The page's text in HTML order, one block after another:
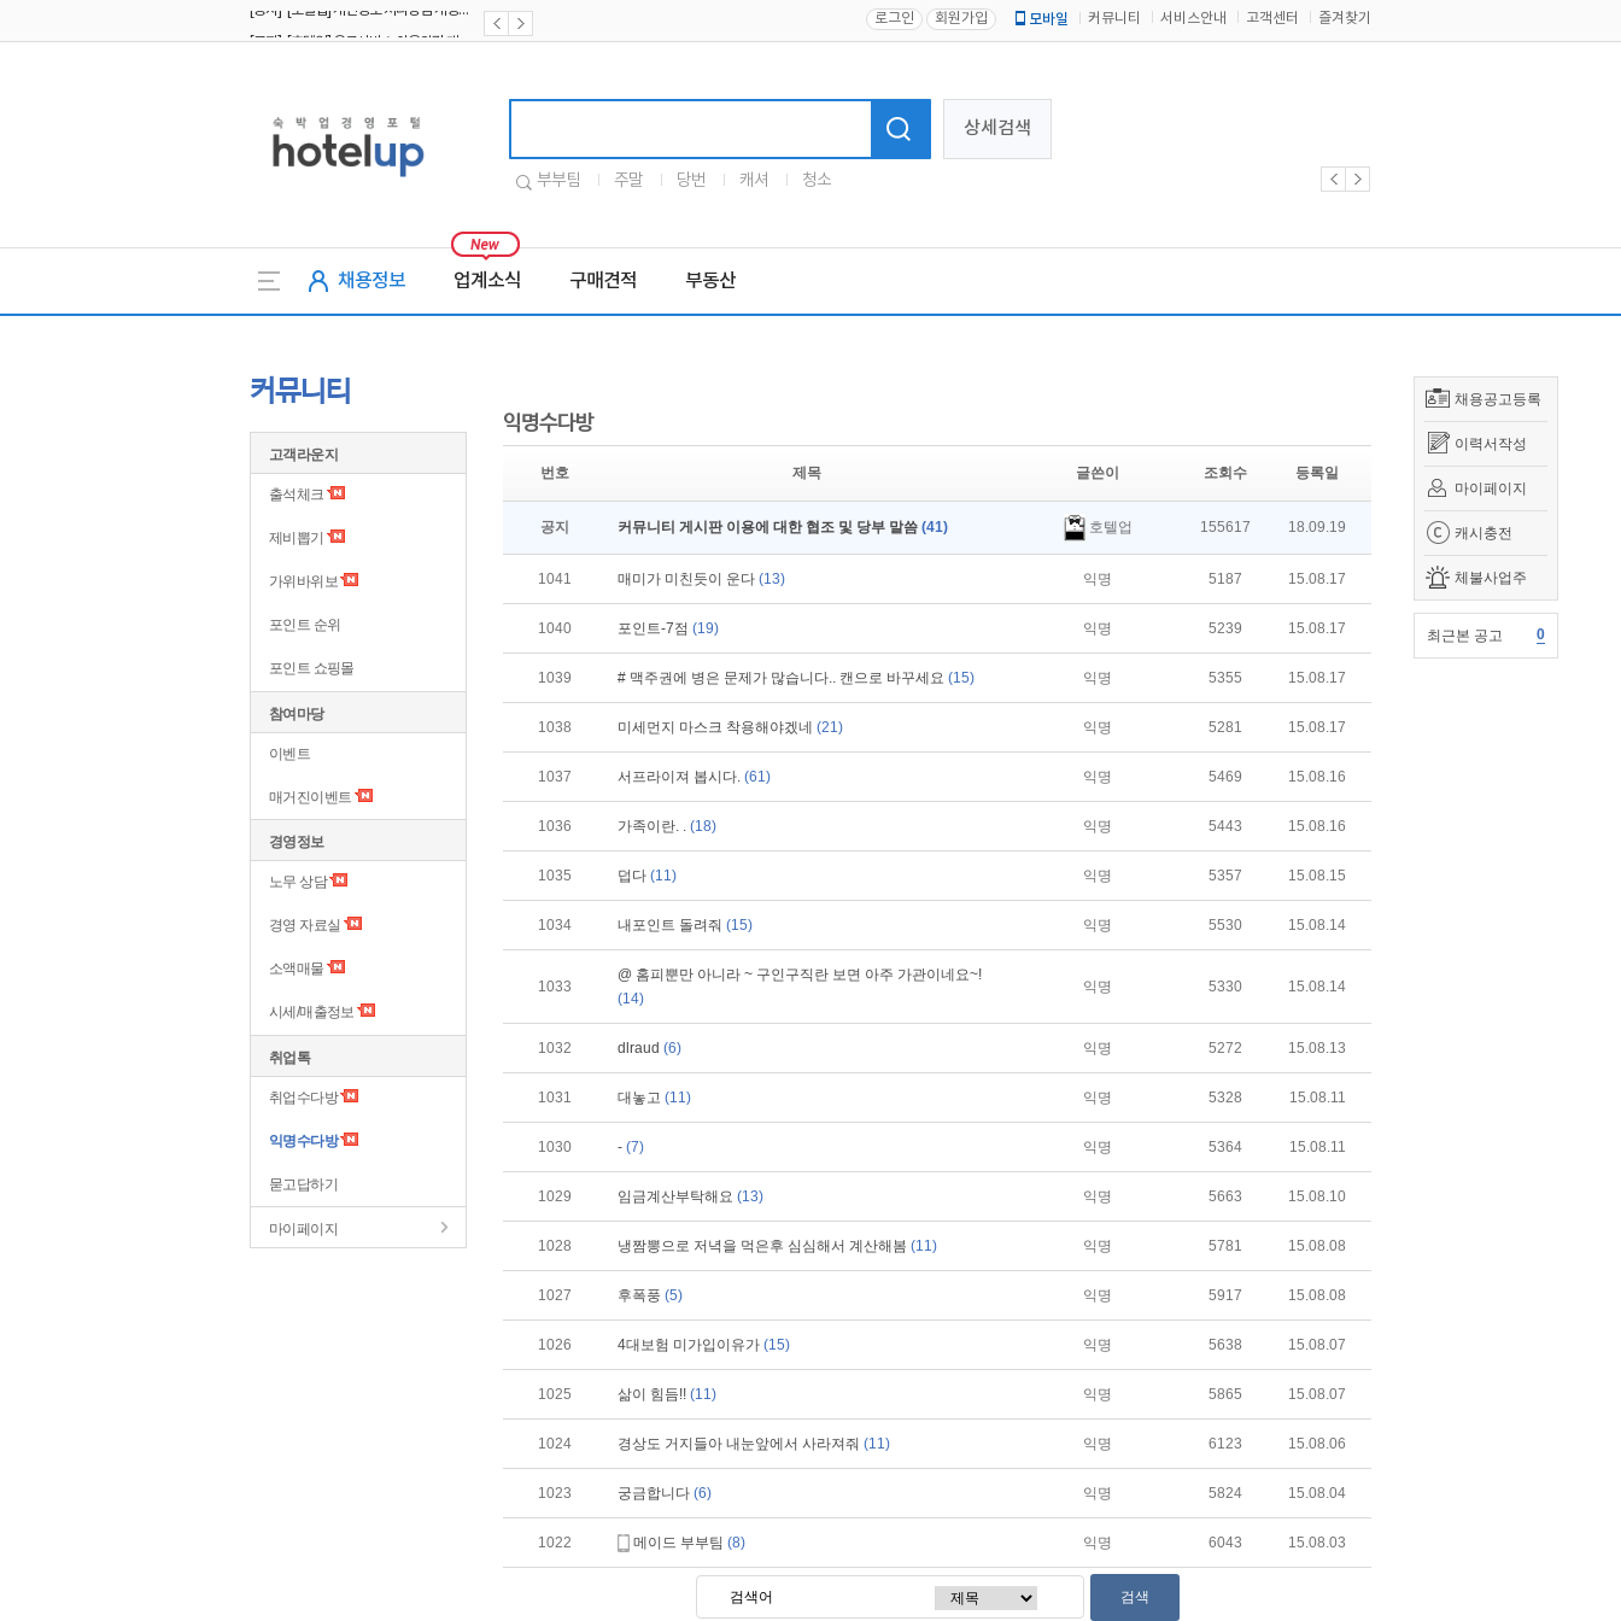
로그인 회원가입 모바일 커뮤니티 서비스안내 고객센터 즐겨찾기
상세검색
부부팀 주말 당번 캐셔 청소
채용정보 업계소식 구매견적 부동산
채용공고등록
이력서작성
마이페이지
캐시충전
체불사업주
최근본 공고 0
커뮤니티
고객라운지
출석체크
제비뽑기
가위바위보
포인트 순위
포인트 쇼핑몰
참여마당
이벤트
매거진이벤트
경영정보
노무 상담
경영 자료실
소액매물
시세/매출정보
취업톡
취업수다방
익명수다방
묻고답하기
마이페이지
익명수다방
번호 제목 글쓴이 조회수 등록일
공지 커뮤니티 게시판 이용에 대한 협조 및 당부 말씀 (41) 호텔업 155617 18.09.19
1041 매미가 미친듯이 운다 (13) 익명 5187 15.08.17
1040 포인트-7점 (19) 익명 5239 15.08.17
1039 # 맥주권에 병은 문제가 많습니다.. 캔으로 바꾸세요 (15) 익명 5355 15.08.17
1038 미세먼지 마스크 착용해야겠네 (21) 익명 5281 15.08.17
1037 서프라이져 봅시다. (61) 익명 5469 15.08.16
1036 가족이란. . (18) 익명 5443 15.08.16
1035 덥다 (11) 익명 5357 15.08.15
1034 내포인트 돌려줘 (15) 익명 5530 15.08.14
1033
@ 홈피뿐만 아니라 ~ 구인구직란 보면 아주 가관이네요~!
(14)
익명 5330 15.08.14
1032 dlraud (6) 익명 5272 15.08.13
1031 대놓고 (11) 익명 5328 15.08.11
1030 - (7) 익명 5364 15.08.11
1029 임금계산부탁해요 (13) 익명 5663 15.08.10
1028 냉짬뽕으로 저녁을 먹은후 심심해서 계산해봄 (11) 익명 5781 15.08.08
1027 후폭풍 (5) 익명 5917 15.08.08
1026 4대보험 미가입이유가 (15) 익명 5638 15.08.07
1025 삶이 힘듬!! (11) 익명 5865 15.08.07
1024 경상도 거지들아 내눈앞에서 사라져줘 (11) 익명 6123 15.08.06
1023 궁금합니다 (6) 익명 5824 15.08.04
1022 메이드 부부팀 (8) 익명 6043 15.08.03